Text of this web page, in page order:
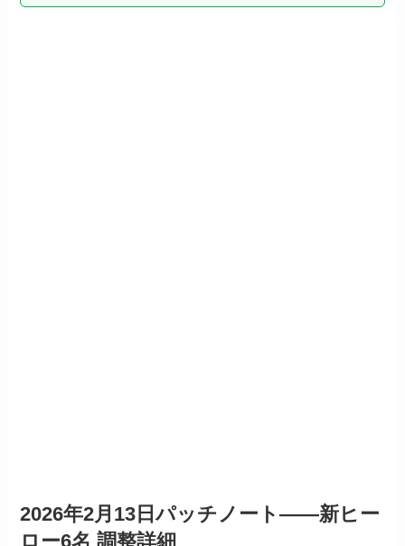
2026年2月13日パッチノート——新ヒー
ロー6名 調整詳細